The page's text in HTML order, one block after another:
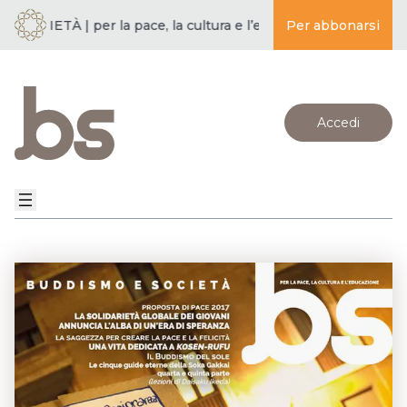
SOCIETÀ | per la pace, la cultura e l’educazione ·BUDDISMO
Per abbonarsi
Accedi